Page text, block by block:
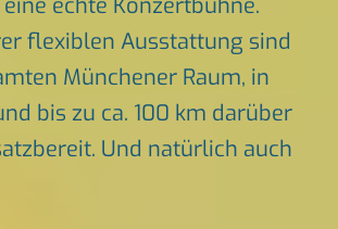
echte Konzertbühne.
flexiblen Ausstattung sind
Münchener Raum, in
bis zu ca. 100 km darüber
Und natürlich auch